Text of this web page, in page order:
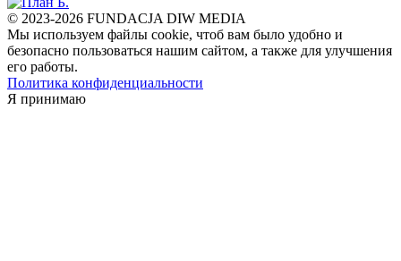
© 2023-2026 FUNDACJA DIW MEDIA
Мы используем файлы cookie, чтоб вам было удобно и
безопасно пользоваться нашим сайтом, а также для улучшения
его работы.
Политика конфиденциальности
Я принимаю